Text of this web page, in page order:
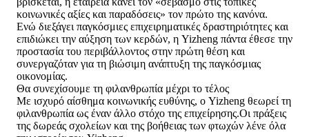
κοινωνικές αξίες και παραδόσεις» τον πρώτο της κανόνα.
Ενώ διεξάγει παγκόσμιες επιχειρηματικές δραστηριότητες και
επιδιώκει την αύξηση των κερδών, η Yizheng πάντα έθεσε την
προστασία του περιβάλλοντος στην πρώτη θέση και
συνεργαζόταν για τη βιώσιμη ανάπτυξη της παγκόσμιας
οικονομίας.
Θα συνεχίσουμε τη φιλανθρωπία μέχρι το τέλος
Με ισχυρό αίσθημα κοινωνικής ευθύνης, ο Yizheng θεωρεί τη
φιλανθρωπία ως έναν άλλο στόχο της επιχείρησης.Οι πράξεις
της δωρεάς σχολείων και της βοήθειας των φτωχών λένε όλα